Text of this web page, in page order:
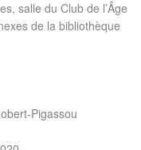
salle du Club de l’Âge
de la bibliothèque
Pigassou